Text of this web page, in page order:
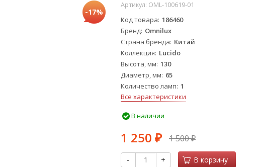
-17%
Артикул: OML-100619-01
Код товара 186460
Бренд Omnilux
Страна бренда Китай
Коллекция Lucido
Высота, мм 130
Диаметр, мм 65
Количество ламп 1
Все характеристики
В наличии
1 250 ₽ 1 500₽
- + В корзину